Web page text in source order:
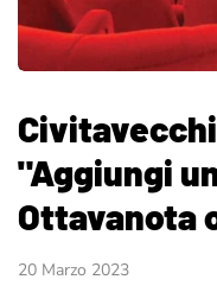
"Aggiungi
Ottavanota
20 Marzo 2023